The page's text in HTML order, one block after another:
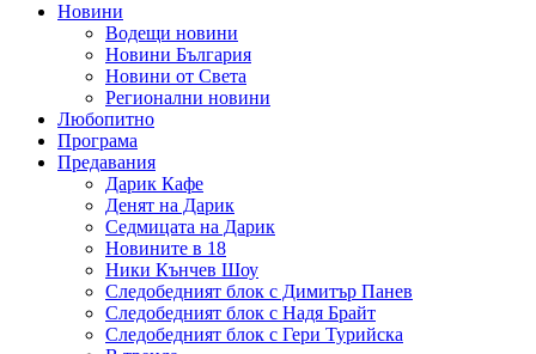
Новини
Водещи новини
Новини България
Новини от Света
Регионални новини
Любопитно
Програма
Предавания
Дарик Кафе
Денят на Дарик
Седмицата на Дарик
Новините в 18
Ники Кънчев Шоу
Следобедният блок с Димитър Панев
Следобедният блок с Надя Брайт
Следобедният блок с Гери Турийска